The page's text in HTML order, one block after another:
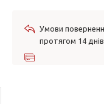
протягом 14 днів